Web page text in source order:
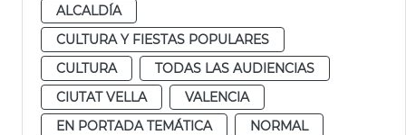
ALCALDÍA
CULTURA Y FIESTAS POPULARES
CULTURA
TODAS LAS AUDIENCIAS
CIUTAT VELLA
VALENCIA
EN PORTADA TEMÁTICA
NORMAL